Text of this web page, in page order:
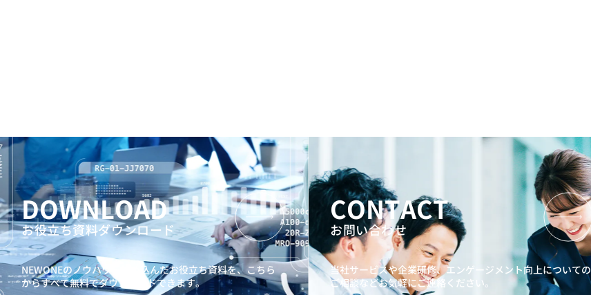
DOWNLOAD
お役立ち資料ダウンロード
NEWONEのノウハウを詰め込んだお役立ち資料を、 こちら
からすべて無料でダウンロードできます。
CONTACT
お問い合わせ
当社サービスや企業研修、エンゲージメント向上についての
ご相談などお気軽にご連絡ください。